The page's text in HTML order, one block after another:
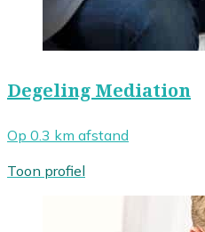
Degeling Mediation
Op 0.3 km afstand
Toon profiel